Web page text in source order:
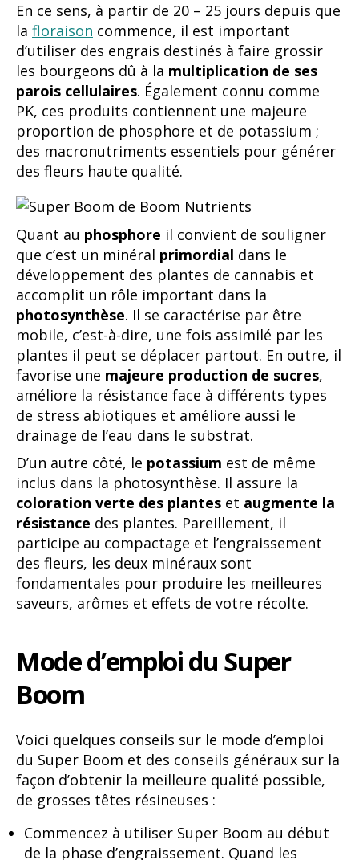
En ce sens, à partir de 20 – 25 jours depuis que
la floraison commence, il est important
d’utiliser des engrais destinés à faire grossir
les bourgeons dû à la multiplication de ses
parois cellulaires. Également connu comme
PK, ces produits contiennent une majeure
proportion de phosphore et de potassium ;
des macronutriments essentiels pour générer
des fleurs haute qualité.
Quant au phosphore il convient de souligner
que c’est un minéral primordial dans le
développement des plantes de cannabis et
accomplit un rôle important dans la
photosynthèse. Il se caractérise par être
mobile, c’est-à-dire, une fois assimilé par les
plantes il peut se déplacer partout. En outre, il
favorise une majeure production de sucres,
améliore la résistance face à différents types
de stress abiotiques et améliore aussi le
drainage de l’eau dans le substrat.
D’un autre côté, le potassium est de même
inclus dans la photosynthèse. Il assure la
coloration verte des plantes et augmente la
résistance des plantes. Pareillement, il
participe au compactage et l’engraissement
des fleurs, les deux minéraux sont
fondamentales pour produire les meilleures
saveurs, arômes et effets de votre récolte.
Mode d’emploi du Super
Boom
Voici quelques conseils sur le mode d’emploi
du Super Boom et des conseils généraux sur la
façon d’obtenir la meilleure qualité possible,
de grosses têtes résineuses :
Commencez à utiliser Super Boom au début
de la phase d’engraissement. Quand les